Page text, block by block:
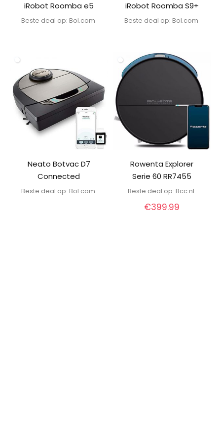
iRobot Roomba e5
Beste deal op: bol.com
iRobot Roomba S9+
Beste deal op: bol.com
Neato Botvac D7
Connected
Beste deal op: bol.com
Rowenta Explorer
Serie 60 RR7455
Beste deal op: bcc.nl
€399.99